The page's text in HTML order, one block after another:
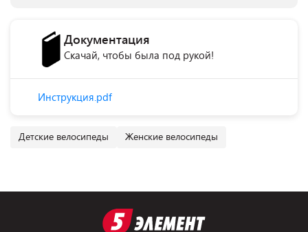
Документация
Скачай, чтобы была под рукой!
Инструкция.pdf
Детские велосипеды Женские велосипеды